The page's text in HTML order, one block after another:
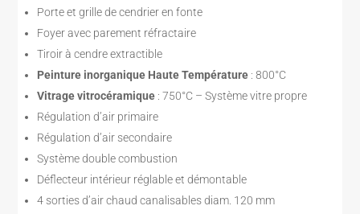
Porte et grille de cendrier en fonte
Foyer avec parement réfractaire
Tiroir à cendre extractible
Peinture inorganique Haute Température : 800°C
Vitrage vitrocéramique : 750°C – Système vitre propre
Régulation d’air primaire
Régulation d’air secondaire
Système double combustion
Déflecteur intérieur réglable et démontable
4 sorties d’air chaud canalisables diam. 120 mm